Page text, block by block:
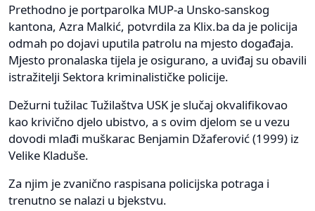
Prethodno je portparolka MUP-a Unsko-sanskog
kantona, Azra Malkić, potvrdila za Klix.ba da je policija
odmah po dojavi uputila patrolu na mjesto događaja.
Mjesto pronalaska tijela je osigurano, a uviđaj su obavili
istražitelji Sektora kriminalističke policije.
Dežurni tužilac Tužilaštva USK je slučaj okvalifikovao
kao krivično djelo ubistvo, a s ovim djelom se u vezu
dovodi mlađi muškarac Benjamin Džaferović (1999) iz
Velike Kladuše.
Za njim je zvanično raspisana policijska potraga i
trenutno se nalazi u bjekstvu.